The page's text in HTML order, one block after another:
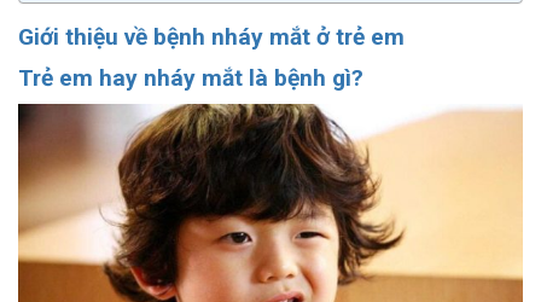
Giới thiệu về bệnh nháy mắt ở trẻ em
Trẻ em hay nháy mắt là bệnh gì?